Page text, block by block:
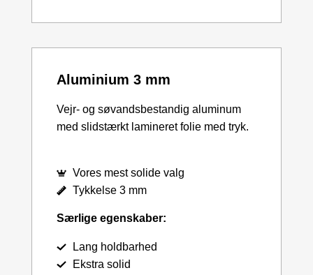
Aluminium 3 mm
Vejr- og søvandsbestandig aluminum
med slidstærkt lamineret folie med tryk.
Vores mest solide valg
Tykkelse 3 mm
Særlige egenskaber:
Lang holdbarhed
Ekstra solid